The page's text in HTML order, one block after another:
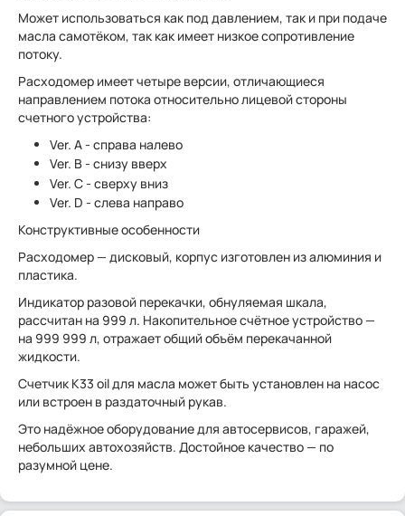
Может использоваться как под давлением, так и при подаче
масла самотёком, так как имеет низкое сопротивление
потоку.
Расходомер имеет четыре версии, отличающиеся
направлением потока относительно лицевой стороны
счетного устройства:
Ver. A - справа налево
Ver. B - снизу вверх
Ver. C - сверху вниз
Ver. D - слева направо
Конструктивные особенности
Расходомер — дисковый, корпус изготовлен из алюминия и
пластика.
Индикатор разовой перекачки, обнуляемая шкала,
рассчитан на 999 л. Накопительное счётное устройство —
на 999 999 л, отражает общий объём перекачанной
жидкости.
Счетчик К33 oil для масла может быть установлен на насос
или встроен в раздаточный рукав.
Это надёжное оборудование для автосервисов, гаражей,
небольших автохозяйств. Достойное качество — по
разумной цене.